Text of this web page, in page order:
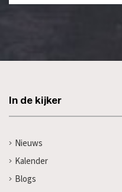
In de kijker
Nieuws
Kalender
Blogs